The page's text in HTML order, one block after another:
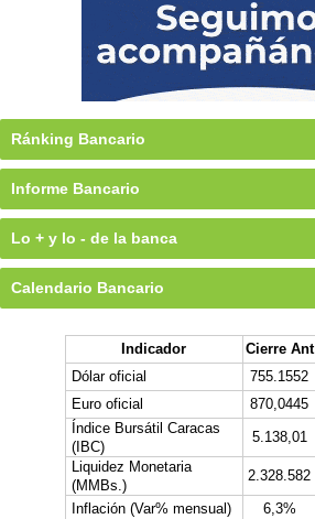
Ránking Bancario
Informe Bancario
Lo + y lo - de la banca
Calendario Bancario
Indicador Cierre Ant
Dólar oficial
755.1552
Euro oficial
870,0445
Índice Bursátil Caracas
(IBC)
5.138,01
Liquidez Monetaria
(MMBs.)
2.328.582
Inflación (Var% mensual)
6,3%